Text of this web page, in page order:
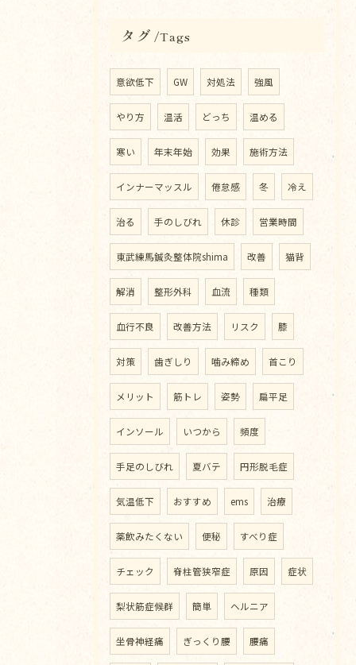
タグ Tags
意欲低下 GW 対処法 強風
やり方 温活 どっち 温める
寒い 年末年始 効果 施術方法
インナーマッスル 倦怠感 冬 冷え
治る 手のしびれ 休診 営業時間
東武練馬鍼灸整体院shima 改善 猫背
解消 整形外科 血流 種類
血行不良 改善方法 リスク 膝
対策 歯ぎしり 噛み締め 首こり
メリット 筋トレ 姿勢 扁平足
インソール いつから 頻度
手足のしびれ 夏バテ 円形脱毛症
気温低下 おすすめ ems 治療
薬飲みたくない 便秘 すべり症
チェック 脊柱管狭窄症 原因 症状
梨状筋症候群 簡単 ヘルニア
坐骨神経痛 ぎっくり腰 腰痛